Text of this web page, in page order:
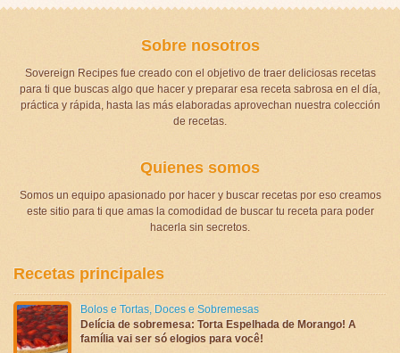
Sobre nosotros
Sovereign Recipes fue creado con el objetivo de traer deliciosas recetas
para ti que buscas algo que hacer y preparar esa receta sabrosa en el día,
práctica y rápida, hasta las más elaboradas aprovechan nuestra colección
de recetas.
Quienes somos
Somos un equipo apasionado por hacer y buscar recetas por eso creamos
este sitio para ti que amas la comodidad de buscar tu receta para poder
hacerla sin secretos.
Recetas principales
Bolos e Tortas, Doces e Sobremesas
Delícia de sobremesa: Torta Espelhada de Morango! A
família vai ser só elogios para você!